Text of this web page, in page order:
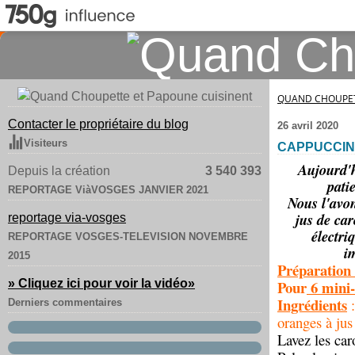
Contacter le propriétaire du blog
Visiteurs
Depuis la création 3 540 393
REPORTAGE ViàVOSGES JANVIER 2021
reportage via-vosges
REPORTAGE VOSGES-TELEVISION NOVEMBRE
2015
» Cliquez ici pour voir la vidéo»
Derniers commentaires
QUAND
26 avril 2020
Nous
jus de
Pour6
Ingrédients
oranges à
Lavez les